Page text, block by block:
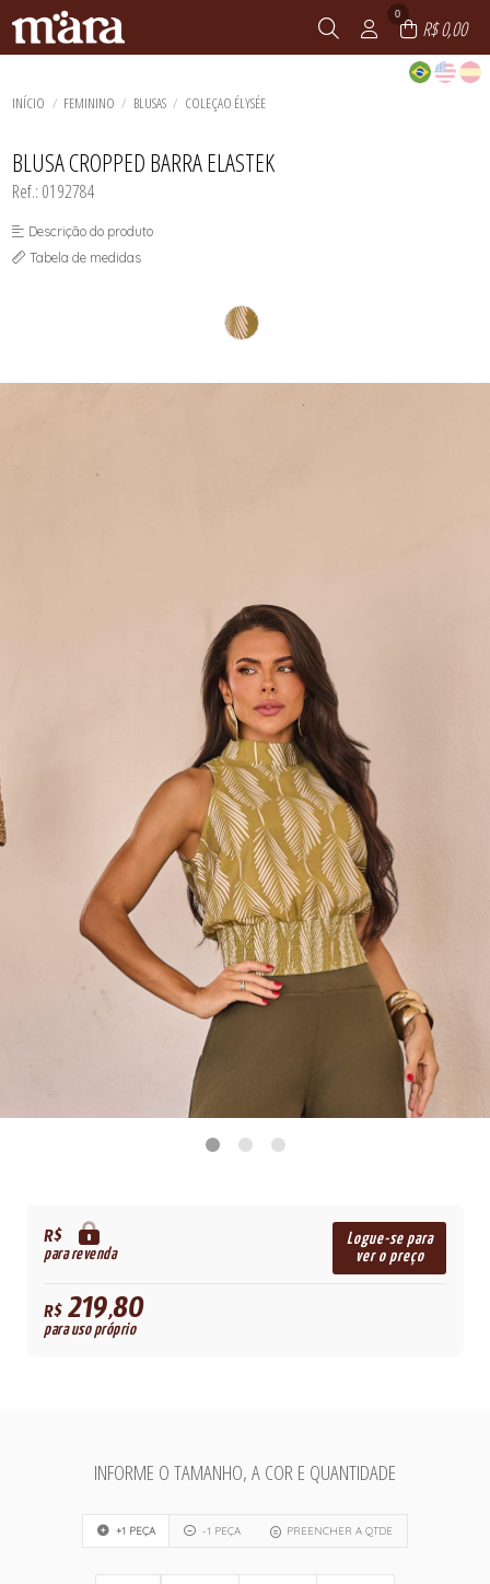
0
R$ 0,00
INÍCIO FEMININO BLUSAS COLEÇAO ÉLYSÉE
BLUSA CROPPED BARRA ELASTEK
Ref.: 0192784
Descrição do produto
Tabela de medidas
R$
para revenda
Logue-se para
ver o preço
R$219,80
para uso próprio
INFORME O TAMANHO, A COR E QUANTIDADE
+1 PEÇA -1 PEÇA PREENCHER A QTDE